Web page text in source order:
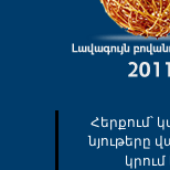
Հերքում՝
նյութերը
կրում